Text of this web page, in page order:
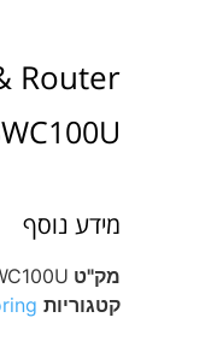
Router
מידע נוסף
מק"ט
קטגוריות